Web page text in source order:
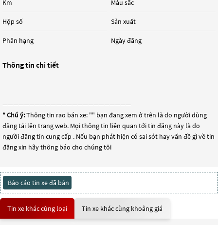
Km
Hộp số
Phân hạng
Màu sắc
Sản xuất
Ngày đăng
Thông tin chi tiết
————————————————————————
* Chú ý:Thông tin rao bán xe: "" bạn đang xem ở trên là do người dùng
đăng tải lên trang web. Mọi thông tin liên quan tới tin đăng này là do
người đăng tin cung cấp . Nếu bạn phát hiện có sai sót hay vấn đề gì về tin
đăng xin hãy thông báo cho chúng tôi
Báo cáo tin xe đã bán
Tin xe khác cùng loại Tin xe khác cùng khoảng giá